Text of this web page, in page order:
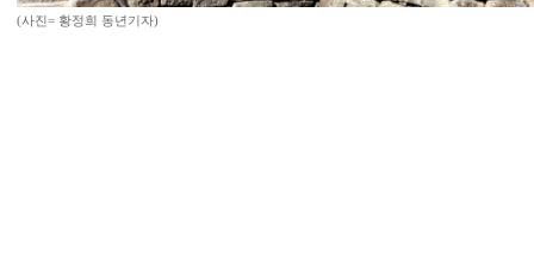
(사진= 황정희 동년기자)